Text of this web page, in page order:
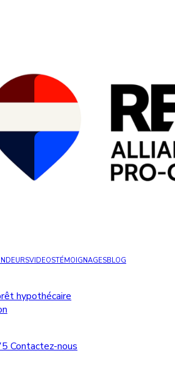
VIDEOSTÉMOIGNAGESBLOG
hypothécaire
Contactez-nous